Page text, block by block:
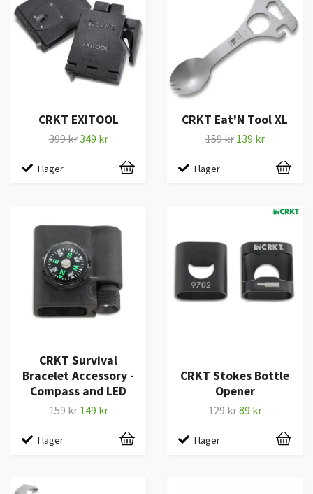
CRKT EXITOOL
399 kr349 kr
I lager
CRKT Eat'N Tool XL
159 kr 139 kr
I lager
CRKT Survival
Bracelet Accessory -
Compass and LED
159 kr 149 kr
I lager
CRKT Stokes Bottle
Opener
129 kr89 kr
I lager